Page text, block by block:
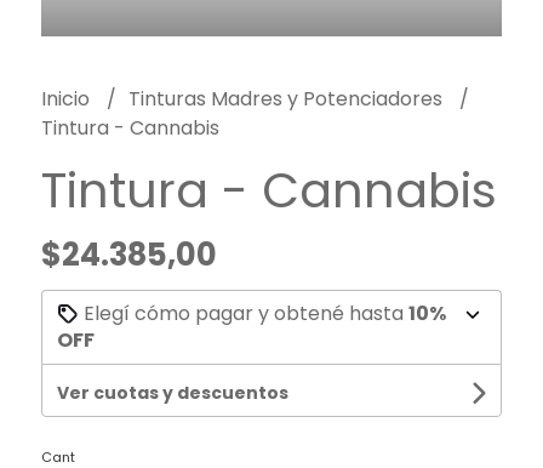
Inicio
Tinturas Madres y Potenciadores
Tintura - Cannabis
Tintura - Cannabis
$24.385,00
Elegí cómo pagar y obtené hasta 10%
OFF
Ver cuotas y descuentos
Cant